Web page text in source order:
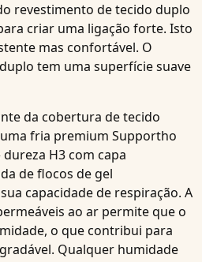
revestimento de tecido duplo
criar uma ligação forte. Isto
mas confortável. O
tem uma superfície suave
da cobertura de tecido
fria premium Supportho
H3 com capa
de flocos de gel
capacidade de respiração. A
ao ar permite que o
o que contribui para
Qualquer humidade